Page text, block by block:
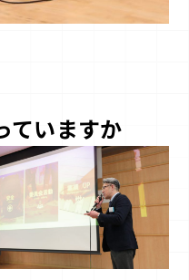
ていますか